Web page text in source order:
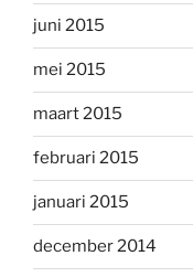
juni 2015
mei 2015
maart 2015
februari 2015
januari 2015
december 2014